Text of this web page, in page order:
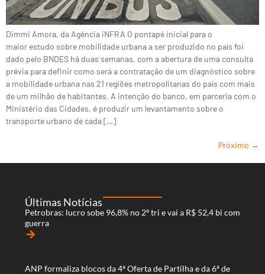
Dimmi Amora, da Agência iNFRA O pontapé inicial para o
maior estudo sobre mobilidade urbana a ser produzido no país foi
dado pelo BNDES há duas semanas, com a abertura de uma consulta
prévia para definir como será a contratação de um diagnóstico sobre
a mobilidade urbana nas 21 regiões metropolitanas do país com mais
de um milhão de habitantes. A intenção do banco, em parceria com o
Ministério das Cidades, é produzir um levantamento sobre o
transporte urbano de cada […]
Próximo →
Últimas Notícias
Petrobras: lucro sobe 96,8% no 2º tri e vai a R$ 52,4 bi com
guerra
arrow_forward
ANP formaliza blocos da 4ª Oferta de Partilha e da 6ª de